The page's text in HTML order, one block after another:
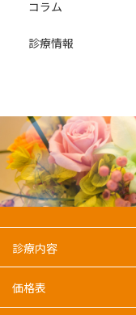
コラム
診療情報
診療内容
価格表